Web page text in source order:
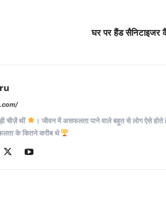
घर पर हैंड सैनिटाइजर
चीज़ें थीं
। जीवन में असफलता पाने वाले बहुत से लोग ऐसे होते
के कितने करीब थे